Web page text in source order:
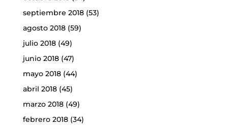
septiembre 2018(53)
agosto 2018(59)
julio 2018(49)
junio 2018(47)
mayo 2018(44)
abril 2018(45)
marzo 2018(49)
febrero 2018(34)